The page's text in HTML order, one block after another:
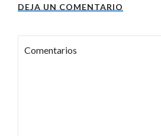
DEJA UN COMENTARIO